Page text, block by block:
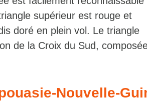
supérieur est rouge et
doré en plein vol. Le triangle
de la Croix du Sud,
Nouvelle-